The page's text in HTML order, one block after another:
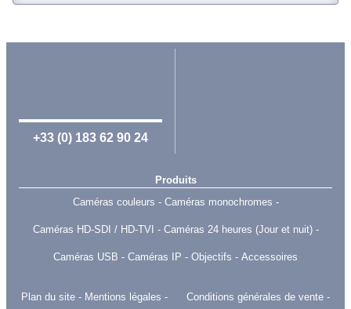
+33 (0) 183 62 90 24
Produits
Caméras couleurs
Caméras monochromes
Caméras HD-SDI / HD-TVI Caméras 24 heures (Jour et nuit)
Caméras USB Caméras IP Objectifs Accessoires
Plan du site Mentions légales Conditions générales de vente